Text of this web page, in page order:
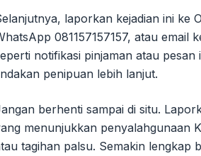
laporkan kejadian ini ke
081157157157, atau
notifikasi pinjaman atau
penipuan lebih lanjut.
berhenti sampai di situ.
menunjukkan penyalahgunaan
tagihan palsu. Semakin lengkap